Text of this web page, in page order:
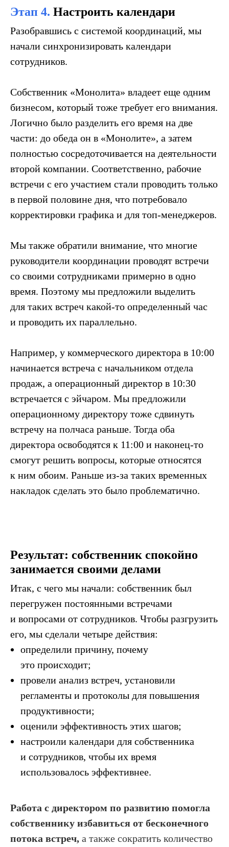
Этап 4. Настроить календари
Разобравшись с системой координаций, мы
начали синхронизировать календари
сотрудников.
Собственник «Монолита» владеет еще одним
бизнесом, который тоже требует его внимания.
Логично было разделить его время на две
части: до обеда он в «Монолите», а затем
полностью сосредоточивается на деятельности
второй компании. Соответственно, рабочие
встречи с его участием стали проводить только
в первой половине дня, что потребовало
корректировки графика и для топ-менеджеров.
Мы также обратили внимание, что многие
руководители координации проводят встречи
со своими сотрудниками примерно в одно
время. Поэтому мы предложили выделить
для таких встреч какой-то определенный час
и проводить их параллельно.
Например, у коммерческого директора в 10:00
начинается встреча с начальником отдела
продаж, а операционный директор в 10:30
встречается с эйчаром. Мы предложили
операционному директору тоже сдвинуть
встречу на полчаса раньше. Тогда оба
директора освободятся к 11:00 и наконец-то
смогут решить вопросы, которые относятся
к ним обоим. Раньше из-за таких временных
накладок сделать это было проблематично.
Результат: собственник спокойно
занимается своими делами
Итак, с чего мы начали: собственник был
перегружен постоянными встречами
и вопросами от сотрудников. Чтобы разгрузить
его, мы сделали четыре действия:
определили причину, почему
это происходит;
провели анализ встреч, установили
регламенты и протоколы для повышения
продуктивности;
оценили эффективность этих шагов;
настроили календари для собственника
и сотрудников, чтобы их время
использовалось эффективнее.
Работа с директором по развитию помогла
собственнику избавиться от бесконечного
потока встреч, а также сократить количество
Даю согласие на обработку персональных
Отправить заявку
НАВИГАЦИЯ
Экскурсия в систему
КОНТАКТЫ
Напишите нам в Telegram
или WhatsApp
Получить консультацию
Telegram-канал «Юрий Кравец | Стратсессии»
Официальный сайт Нескучных финансов
Политика обработки данных
Реквизиты
© ПРОФИТ, 2026